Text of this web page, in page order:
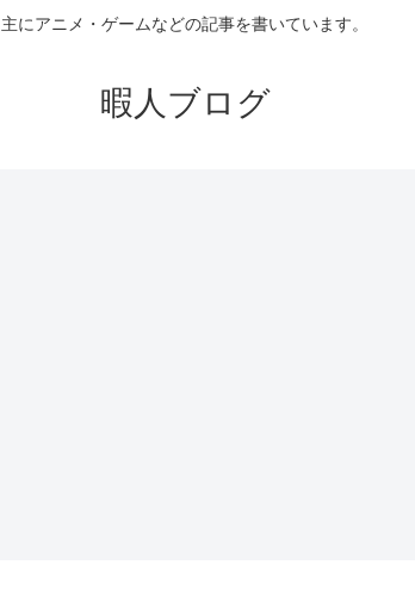
主にアニメ・ゲームなどの記事を書いています。
暇人ブログ